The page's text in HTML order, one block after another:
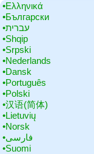
•‎Ελληνικά
•‎Български
•‎עברית
•‎Shqip
•‎Srpski
•‎Nederlands
•‎Dansk
•‎Português
•‎Polski
•‎汉语(简体)
•‎Lietuvių
•‎Norsk
•‎فارسی
•‎Suomi